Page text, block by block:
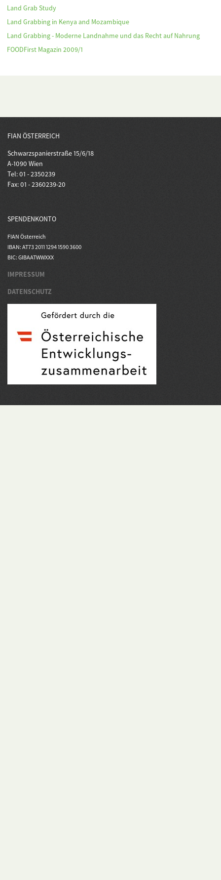
Land Grab Study
Land Grabbing in Kenya and Mozambique
Land Grabbing - Moderne Landnahme und das Recht auf Nahrung
FOODFirst Magazin 2009/1
FIAN ÖSTERREICH
Schwarzspanierstraße 15/6/18
A-1090 Wien
Tel: 01 - 2350239
Fax: 01 - 2360239-20
SPENDENKONTO
FIAN Österreich
IBAN: AT73 2011 1294 1590 3600
BIC: GIBAATWWXXX
IMPRESSUM
DATENSCHUTZ